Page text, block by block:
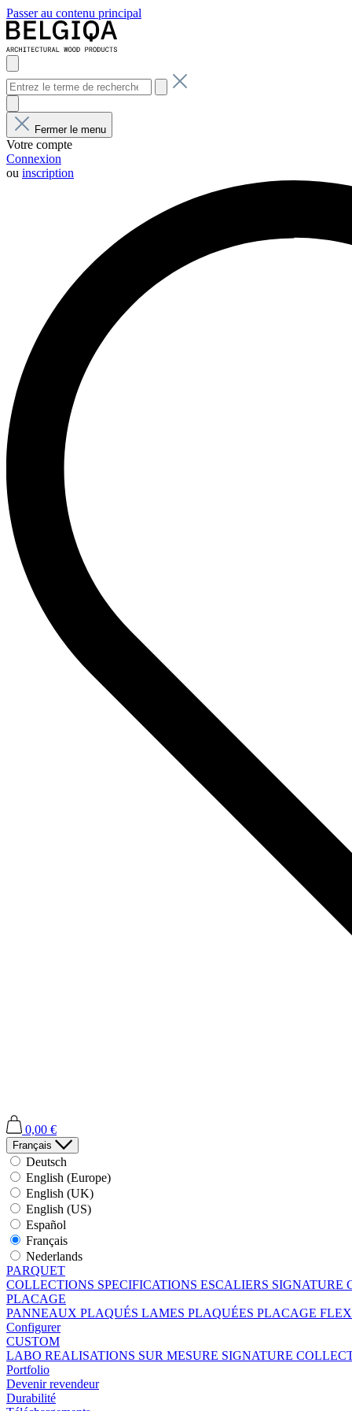
Passer au contenu principal
Fermer le menu
Votre compte
Connexion
ou inscription
0,00 €
Français
Deutsch
English (Europe)
English (UK)
English (US)
Español
Français
Nederlands
PARQUET
COLLECTIONS SPECIFICATIONS ESCALIERS SIGNATURE
PLACAGE
PANNEAUX PLAQUÉS LAMES PLAQUÉES PLACAGE
Configurer
CUSTOM
LABO REALISATIONS SUR MESURE SIGNATURE
Portfolio
Devenir revendeur
Durabilité